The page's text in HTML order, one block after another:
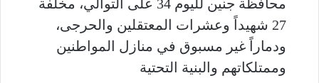
محافظة جنين لليوم 34 على التوالي، مخلفة
27 شهيداً وعشرات المعتقلين والحرجى،
ودماراً غير مسبوق في منازل المواطنين
وممتلكاتهم والبنية التحتية